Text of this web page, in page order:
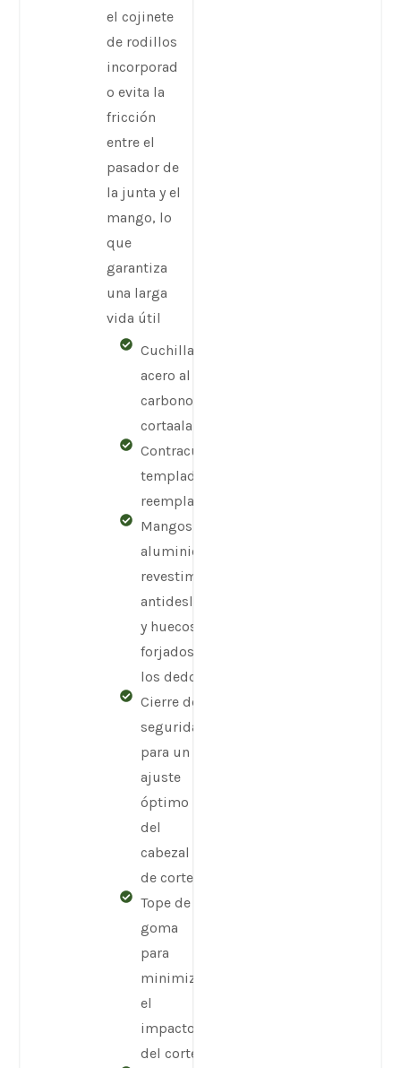
el cojinete
de rodillos
incorporad
o evita la
fricción
entre el
pasador de
la junta y el
mango, lo
que
garantiza
una larga
vida útil
Cuchilla de
acero al
carbono con
cortaalambres
Contracuchilla
templada
reemplazable
Mangos de
aluminio con
revestimiento
antideslizante
y huecos
forjados para
los dedos
Cierre de
seguridad
para un
ajuste
óptimo
del
cabezal
de corte
Tope de
goma
para
minimizar
el
impacto
del corte